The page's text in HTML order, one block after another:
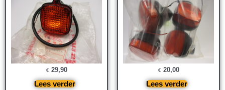
€ 29,90
Lees verder
€ 20,00
Lees verder